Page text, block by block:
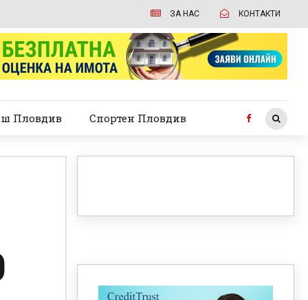
ЗА НАС КОНТАКТИ
Пловдив Спортен Пловдив